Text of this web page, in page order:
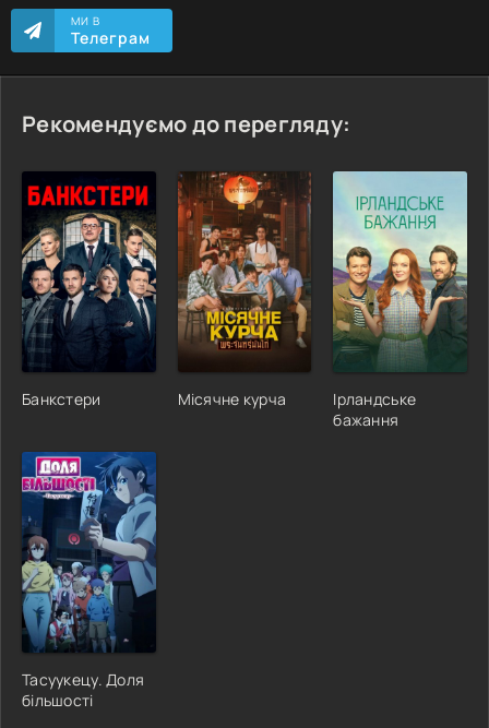
МИ В
Телеграм
Рекомендуємо до перегляду:
Банкстери Місячне курча
Ірландське
бажання
Тасуукецу. Доля
більшості